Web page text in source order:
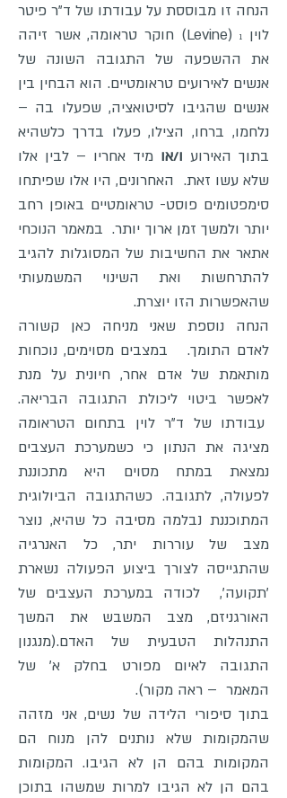
הנחה זו מבוססת על עבודתו של ד"ר פיטר
לוין
1
(Levine) חוקר טראומה, אשר זיהה
את ההשפעה של התגובה השונה של
אנשים לאירועים טראומטיים. הוא הבחין בין
אנשים שהגיבו לסיטואציה, שפעלו בה –
נלחמו, ברחו, הצילו, פעלו בדרך כלשהיא
בתוך האירוע ו/או מיד אחריו – לבין אלו
שלא עשו זאת. האחרונים, היו אלו שפיתחו
סימפטומים פוסט- טראומטיים באופן רחב
יותר ולמשך זמן ארוך יותר. במאמר הנוכחי
אתאר את החשיבות של המסוגלות להגיב
להתרחשות ואת השינוי המשמעותי
שהאפשרות הזו יוצרת.
הנחה נוספת שאני מניחה כאן קשורה
לאדם התומך. במצבים מסוימים, נוכחות
מותאמת של אדם אחר, חיונית על מנת
לאפשר ביטוי ליכולת התגובה הבריאה.
עבודתו של ד"ר לוין בתחום הטראומה
מציגה את הנתון כי כשמערכת העצבים
נמצאת במתח מסוים היא מתכוננת
לפעולה, לתגובה. כשהתגובה הביולוגית
המתוכננת נבלמה מסיבה כל שהיא, נוצר
מצב של עוררות יתר, כל האנרגיה
שהתגייסה לצורך ביצוע הפעולה נשארת
'תקועה', לכודה במערכת העצבים של
האורגניזם, מצב המשבש את המשך
התנהלות הטבעית של האדם.(מנגנון
התגובה לאיום מפורט בחלק א' של
המאמר – ראה מקור).
בתוך סיפורי הלידה של נשים, אני מזהה
שהמקומות שלא נותנים להן מנוח הם
המקומות בהם הן לא הגיבו. המקומות
בהם הן לא הגיבו למרות שמשהו בתוכן